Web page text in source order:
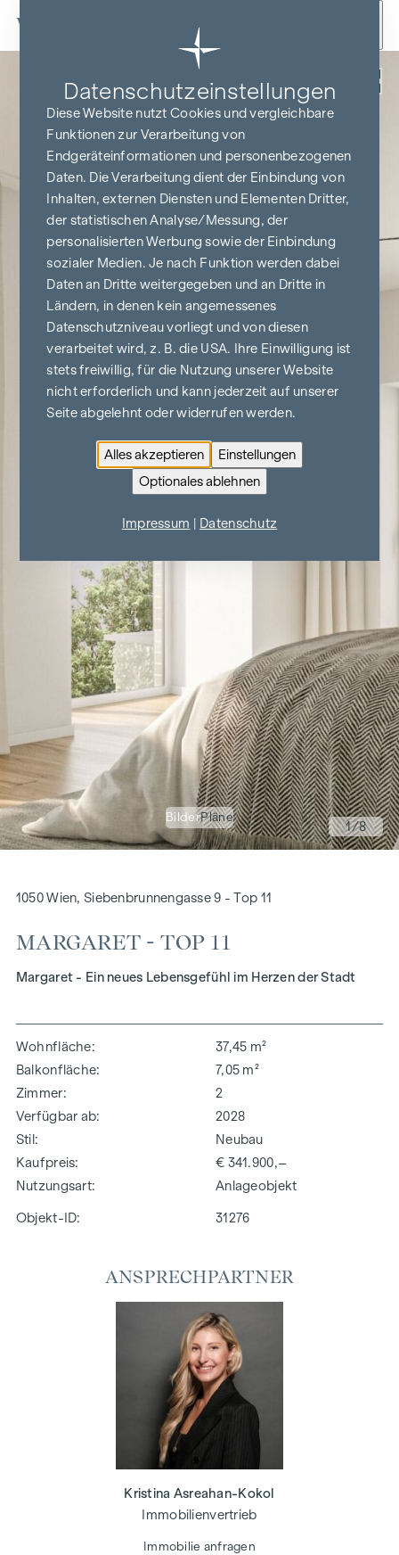
Zum Inhalt springen
BilderPläne
1/8
1050 Wien, Siebenbrunnengasse 9 - Top 11
MARGARET - TOP 11
Margaret - Ein neues Lebensgefühl im Herzen der Stadt
Wohnfläche
37,45 m²
Balkonfläche
7,05 m²
Zimmer
2
Verfügbar ab
2028
Stil
Neubau
Kaufpreis
€ 341.900,–
Nutzungsart
Anlageobjekt
Objekt-ID: 31276
ANSPRECHPARTNER
Kristina Asreahan-Kokol
Immobilienvertrieb
Immobilie anfragen
Datenschutz­einstellungen
Diese Website nutzt Cookies und vergleichbare
Funktionen zur Verarbeitung von
Endgeräteinformationen und personenbezogenen
Daten. Die Verarbeitung dient der Einbindung von
Inhalten, externen Diensten und Elementen Dritter,
der statistischen Analyse/Messung, der
personalisierten Werbung sowie der Einbindung
sozialer Medien. Je nach Funktion werden dabei
Daten an Dritte weitergegeben und an Dritte in
Ländern, in denen kein angemessenes
Datenschutzniveau vorliegt und von diesen
verarbeitet wird, z. B. die USA. Ihre Einwilligung ist
stets freiwillig, für die Nutzung unserer Website
nicht erforderlich und kann jederzeit auf unserer
Seite abgelehnt oder widerrufen werden.
Alles akzeptieren
Einstellungen
Optionales ablehnen
Impressum Datenschutz